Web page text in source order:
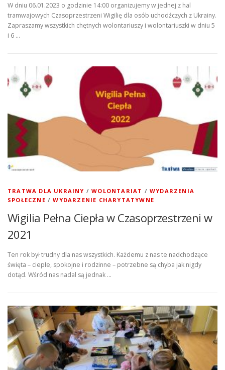
W dniu 06.01.2023 o godzinie 14:00 organizujemy w jednej z hal
tramwajowych Czasoprzestrzeni Wigilię dla osób uchodźczych z Ukrainy.
Zapraszamy wszystkich chętnych wolontariuszy i wolontariuszki w dniu 5
i 6 …
TRATWA DLA UKRAINY /WOLONTARIAT /WYDARZENIA
SPOŁECZNE /WYDARZENIE CHARYTATYWNE
Wigilia Pełna Ciepła w Czasoprzestrzeni w
2021
Ten rok był trudny dla nas wszystkich. Każdemu z nas te nadchodzące
święta – ciepłe, spokojne i rodzinne – potrzebne są chyba jak nigdy
dotąd. Wśród nas nadal są jednak …